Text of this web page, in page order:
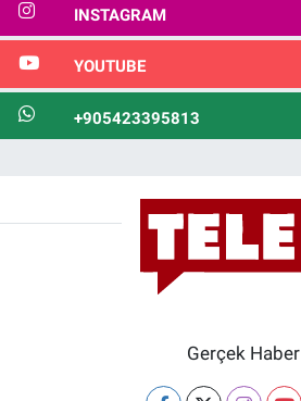
INSTAGRAM
YOUTUBE
+905423395813
Gerçek Haber